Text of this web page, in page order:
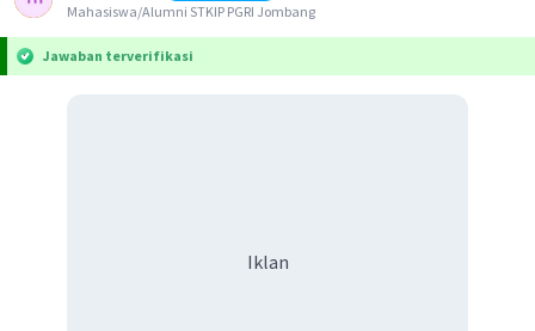
Mahasiswa/Alumni STKIP PGRI Jombang
Jawaban terverifikasi
Iklan